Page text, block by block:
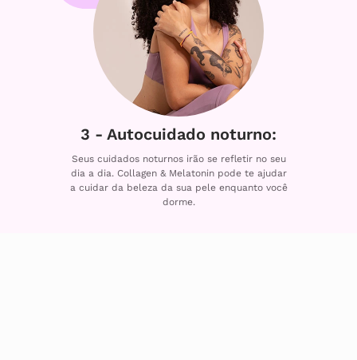
3 - Autocuidado noturno:
Seus cuidados noturnos irão se refletir no seu
dia a dia. Collagen & Melatonin pode te ajudar
a cuidar da beleza da sua pele enquanto você
dorme.